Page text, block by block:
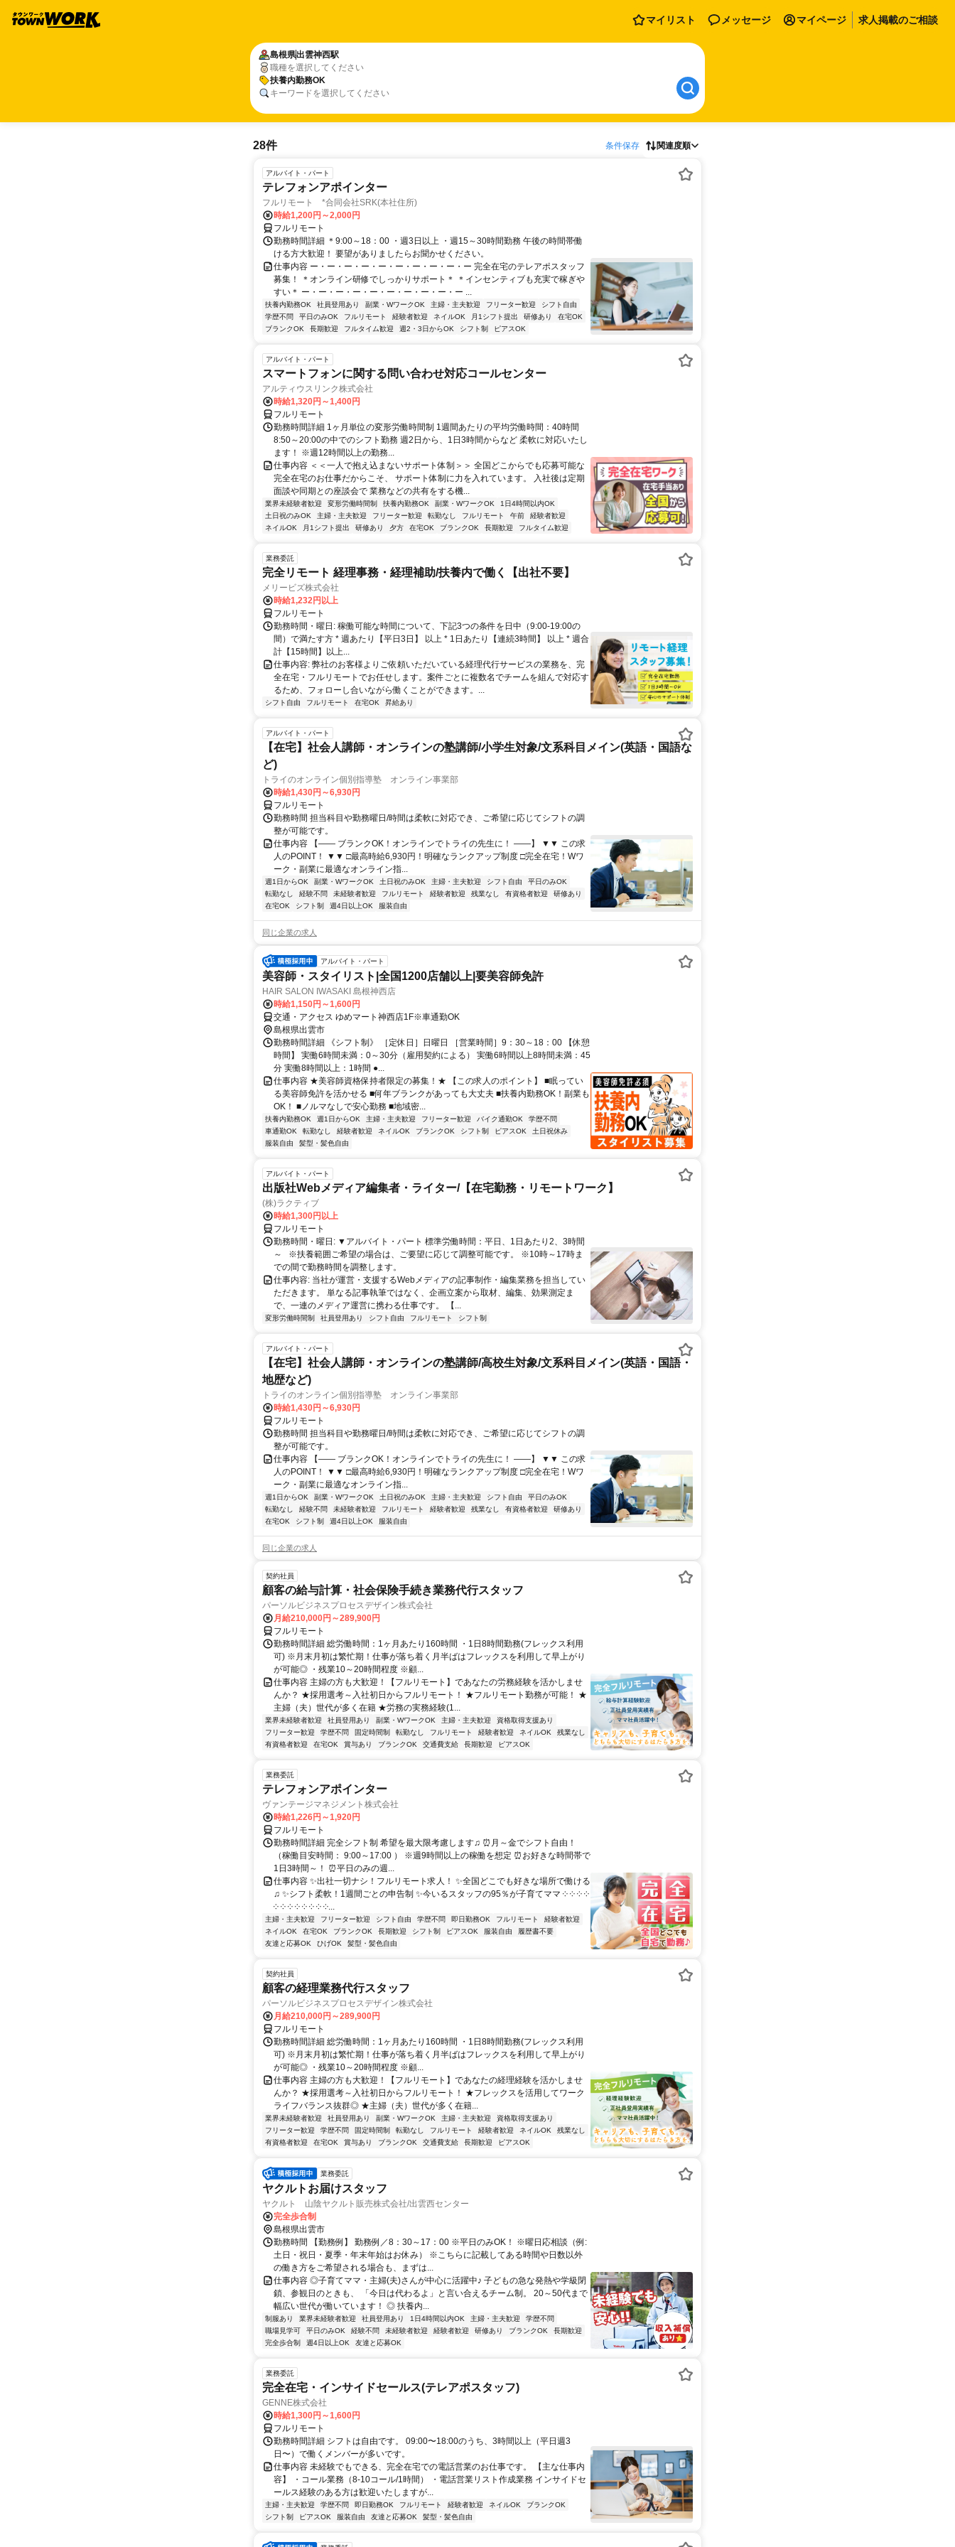
マイリスト メッセージ マイページ 求人掲載のご相談
島根県出雲神西駅
職種を選択してください
扶養内勤務OK
キーワードを選択してください
28件 条件保存 関連度順
アルバイト・パート
テレフォンアポインター
フルリモート *合同会社SRK(本社住所)
時給1,200円～2,000円
フルリモート
勤務時間詳細 ＊9:00～18：00 ・週3日以上 ・週15～30時間勤務 午後の時間帯働
ける方大歓迎！ 要望がありましたらお聞かせください。
仕事内容 ー・ー・ー・ー・ー・ー・ー・ー・ー・ー 完全在宅のテレアポスタッフ
募集！ ＊オンライン研修でしっかりサポート＊ ＊インセンティブも充実で稼ぎや
すい＊ ー・ー・ー・ー・ー・ー・ー・ー・ー・ー ...
扶養内勤務OK 社員登用あり 副業・WワークOK 主婦・主夫歓迎 フリーター歓迎
シフト自由
学歴不問
平日のみOK フルリモート 経験者歓迎 ネイルOK 月1シフト提出 研修あり
在宅OK
ブランクOK
長期歓迎 フルタイム歓迎 週2・3日からOK シフト制 ピアスOK
アルバイト・パート
スマートフォンに関する問い合わせ対応コールセンター
アルティウスリンク株式会社
時給1,320円～1,400円
フルリモート
勤務時間詳細 1ヶ月単位の変形労働時間制 1週間あたりの平均労働時間：40時間
8:50～20:00の中でのシフト勤務 週2日から、1日3時間からなど 柔軟に対応いたし
ます！ ※週12時間以上の勤務...
仕事内容 ＜＜一人で抱え込まないサポート体制＞＞ 全国どこからでも応募可能な
完全在宅のお仕事だからこそ、 サポート体制に力を入れています。 入社後は定期
面談や同期との座談会で 業務などの共有をする機...
業界未経験者歓迎 変形労働時間制 扶養内勤務OK 副業・WワークOK
1日4時間以内OK
土日祝のみOK
主婦・主夫歓迎 フリーター歓迎 転勤なし フルリモート 午前
経験者歓迎
ネイルOK
月1シフト提出 研修あり 夕方 在宅OK ブランクOK 長期歓迎 フルタイム歓迎
業務委託
完全リモート 経理事務・経理補助/扶養内で働く【出社不要】
メリービズ株式会社
時給1,232円以上
フルリモート
勤務時間・曜日: 稼働可能な時間について、下記3つの条件を日中（9:00-19:00の
間）で満たす方 * 週あたり【平日3日】 以上 * 1日あたり【連続3時間】 以上 * 週合
計【15時間】以上...
仕事内容: 弊社のお客様よりご依頼いただいている経理代行サービスの業務を、完
全在宅・フルリモートでお任せします。案件ごとに複数名でチームを組んで対応す
るため、フォローし合いながら働くことができます。...
シフト自由 フルリモート 在宅OK 昇給あり
アルバイト・パート
【在宅】社会人講師・オンラインの塾講師/小学生対象/文系科目メイン(英語・国語な
ど)
トライのオンライン個別指導塾 オンライン事業部
時給1,430円～6,930円
フルリモート
勤務時間 担当科目や勤務曜日/時間は柔軟に対応でき、ご希望に応じてシフトの調
整が可能です。
仕事内容 【―― ブランクOK！オンラインでトライの先生に！ ――】 ▼▼ この求
人のPOINT！ ▼▼ □最高時給6,930円！明確なランクアップ制度 □完全在宅！Wワ
ーク・副業に最適なオンライン指...
週1日からOK 副業・WワークOK 土日祝のみOK 主婦・主夫歓迎 シフト自由
平日のみOK
転勤なし
経験不問 未経験者歓迎 フルリモート 経験者歓迎 残業なし 有資格者歓迎
研修あり
在宅OK
シフト制 週4日以上OK 服装自由
同じ企業の求人
アルバイト・パート
美容師・スタイリスト|全国1200店舗以上|要美容師免許
HAIR SALON IWASAKI 島根神西店
時給1,150円～1,600円
交通・アクセス ゆめマート神西店1F※車通勤OK
島根県出雲市
勤務時間詳細 《シフト制》 ［定休日］日曜日 ［営業時間］9：30～18：00 【休憩
時間】 実働6時間未満：0～30分（雇用契約による） 実働6時間以上8時間未満：45
分 実働8時間以上：1時間 ●...
仕事内容 ★美容師資格保持者限定の募集！★ 【この求人のポイント】 ■眠ってい
る美容師免許を活かせる ■何年ブランクがあっても大丈夫 ■扶養内勤務OK！副業も
OK！ ■ノルマなしで安心勤務 ■地域密...
扶養内勤務OK 週1日からOK 主婦・主夫歓迎 フリーター歓迎 バイク通勤OK
学歴不問
車通勤OK
転勤なし 経験者歓迎 ネイルOK ブランクOK シフト制 ピアスOK
土日祝休み
服装自由
髪型・髪色自由
アルバイト・パート
出版社Webメディア編集者・ライター/【在宅勤務・リモートワーク】
(株)ラクティブ
時給1,300円以上
フルリモート
勤務時間・曜日: ▼アルバイト・パート 標準労働時間：平日、1日あたり2、3時間
～ ※扶養範囲ご希望の場合は、ご要望に応じて調整可能です。 ※10時～17時ま
での間で勤務時間を調整します。
仕事内容: 当社が運営・支援するWebメディアの記事制作・編集業務を担当してい
ただきます。 単なる記事執筆ではなく、企画立案から取材、編集、効果測定ま
で、一連のメディア運営に携わる仕事です。 【...
変形労働時間制 社員登用あり シフト自由 フルリモート シフト制
アルバイト・パート
【在宅】社会人講師・オンラインの塾講師/高校生対象/文系科目メイン(英語・国語・
地歴など)
トライのオンライン個別指導塾 オンライン事業部
時給1,430円～6,930円
フルリモート
勤務時間 担当科目や勤務曜日/時間は柔軟に対応でき、ご希望に応じてシフトの調
整が可能です。
仕事内容 【―― ブランクOK！オンラインでトライの先生に！ ――】 ▼▼ この求
人のPOINT！ ▼▼ □最高時給6,930円！明確なランクアップ制度 □完全在宅！Wワ
ーク・副業に最適なオンライン指...
週1日からOK 副業・WワークOK 土日祝のみOK 主婦・主夫歓迎 シフト自由
平日のみOK
転勤なし
経験不問 未経験者歓迎 フルリモート 経験者歓迎 残業なし 有資格者歓迎
研修あり
在宅OK
シフト制 週4日以上OK 服装自由
同じ企業の求人
契約社員
顧客の給与計算・社会保険手続き業務代行スタッフ
パーソルビジネスプロセスデザイン株式会社
月給210,000円～289,900円
フルリモート
勤務時間詳細 総労働時間：1ヶ月あたり160時間 ・1日8時間勤務(フレックス利用
可) ※月末月初は繁忙期！仕事が落ち着く月半ばはフレックスを利用して早上がり
が可能◎ ・残業10～20時間程度 ※顧...
仕事内容 主婦の方も大歓迎！【フルリモート】であなたの労務経験を活かしませ
んか？ ★採用選考～入社初日からフルリモート！ ★フルリモート勤務が可能！ ★
主婦（夫）世代が多く在籍 ★労務の実務経験(1...
業界未経験者歓迎 社員登用あり 副業・WワークOK 主婦・主夫歓迎
資格取得支援あり
フリーター歓迎
学歴不問 固定時間制 転勤なし フルリモート 経験者歓迎 ネイルOK
残業なし
有資格者歓迎
在宅OK 賞与あり ブランクOK 交通費支給 長期歓迎 ピアスOK
業務委託
テレフォンアポインター
ヴァンテージマネジメント株式会社
時給1,226円～1,920円
フルリモート
勤務時間詳細 完全シフト制 希望を最大限考慮します♫ ⏰月～金でシフト自由！
（稼働目安時間： 9:00～17:00 ） ※週9時間以上の稼働を想定 ⏰お好きな時間帯で
1日3時間～！ ⏰平日のみの週...
仕事内容 ✨出社一切ナシ！フルリモート求人！ ✨全国どこでも好きな場所で働ける
♫ ✨シフト柔軟！1週間ごとの申告制 ✨今いるスタッフの95％が子育てママ ༶ ༶ ༶ ༶
༶ ༶ ༶ ༶ ༶ ༶ ༶ ༶...
主婦・主夫歓迎 フリーター歓迎 シフト自由 学歴不問 即日勤務OK フルリモート
経験者歓迎
ネイルOK
在宅OK ブランクOK 長期歓迎 シフト制 ピアスOK 服装自由
履歴書不要
友達と応募OK
ひげOK 髪型・髪色自由
契約社員
顧客の経理業務代行スタッフ
パーソルビジネスプロセスデザイン株式会社
月給210,000円～289,900円
フルリモート
勤務時間詳細 総労働時間：1ヶ月あたり160時間 ・1日8時間勤務(フレックス利用
可) ※月末月初は繁忙期！仕事が落ち着く月半ばはフレックスを利用して早上がり
が可能◎ ・残業10～20時間程度 ※顧...
仕事内容 主婦の方も大歓迎！【フルリモート】であなたの経理経験を活かしませ
んか？ ★採用選考～入社初日からフルリモート！ ★フレックスを活用してワーク
ライフバランス抜群◎ ★主婦（夫）世代が多く在籍...
業界未経験者歓迎 社員登用あり 副業・WワークOK 主婦・主夫歓迎
資格取得支援あり
フリーター歓迎
学歴不問 固定時間制 転勤なし フルリモート 経験者歓迎 ネイルOK
残業なし
有資格者歓迎
在宅OK 賞与あり ブランクOK 交通費支給 長期歓迎 ピアスOK
業務委託
ヤクルトお届けスタッフ
ヤクルト 山陰ヤクルト販売株式会社/出雲西センター
完全歩合制
島根県出雲市
勤務時間 【勤務例】 勤務例／8：30～17：00 ※平日のみOK！ ※曜日応相談（例:
土日・祝日・夏季・年末年始はお休み） ※こちらに記載してある時間や日数以外
の働き方をご希望される場合も、まずは...
仕事内容 ◎子育てママ・主婦(夫)さんが中心に活躍中♪ 子どもの急な発熱や学級閉
鎖、参観日のときも、 「今日は代わるよ」と言い合えるチーム制。 20～50代まで
幅広い世代が働いています！ ◎ 扶養内...
制服あり 業界未経験者歓迎 社員登用あり 1日4時間以内OK 主婦・主夫歓迎
学歴不問
職場見学可
平日のみOK 経験不問 未経験者歓迎 経験者歓迎 研修あり ブランクOK
長期歓迎
完全歩合制
週4日以上OK 友達と応募OK
業務委託
完全在宅・インサイドセールス(テレアポスタッフ)
GENNE株式会社
時給1,300円～1,600円
フルリモート
勤務時間詳細 シフトは自由です。 09:00〜18:00のうち、3時間以上（平日週3
日〜）で働くメンバーが多いです。
仕事内容 未経験でもできる、完全在宅での電話営業のお仕事です。 【主な仕事内
容】 ・コール業務（8-10コール/1時間） ・電話営業リスト作成業務 インサイドセ
ールス経験のある方は歓迎いたしますが...
主婦・主夫歓迎 学歴不問 即日勤務OK フルリモート 経験者歓迎 ネイルOK
ブランクOK
シフト制
ピアスOK 服装自由 友達と応募OK 髪型・髪色自由